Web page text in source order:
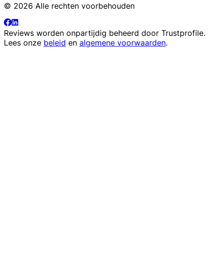
© 2026 Alle rechten voorbehouden
Reviews worden onpartijdig beheerd door Trustprofile.
Lees onze beleid en algemene voorwaarden.